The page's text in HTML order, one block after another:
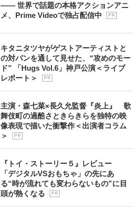
―― 世界で話題の本格アクションアニ
メ、Prime Videoで独占配信中
P R
キタニタツヤがゲストアーティストと
の対バンを通して見せた、“攻めのモー
ド” 「Hugs Vol.6」神戸公演＜ライブ
レポート＞
P R
主演・森七菜×長久允監督『炎上』 歌
舞伎町の過酷さときらきらを独特の映
像表現で描いた衝撃作＜出演者コラム
＞
P R
『トイ・ストーリー５』レビュー
「デジタルVSおもちゃ」の先にあ
る“時が流れても変わらないもの”に目
頭が熱くなる
P R